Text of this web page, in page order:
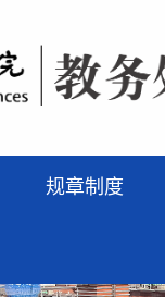
规章制度